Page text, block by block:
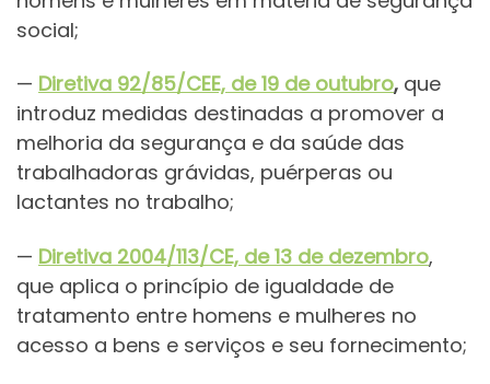
social;
— Diretiva 92/85/CEE, de 19 de outubro, que
introduz medidas destinadas a promover a
melhoria da segurança e da saúde das
trabalhadoras grávidas, puérperas ou
lactantes no trabalho;
— Diretiva 2004/113/CE, de 13 de dezembro,
que aplica o princípio de igualdade de
tratamento entre homens e mulheres no
acesso a bens e serviços e seu fornecimento;